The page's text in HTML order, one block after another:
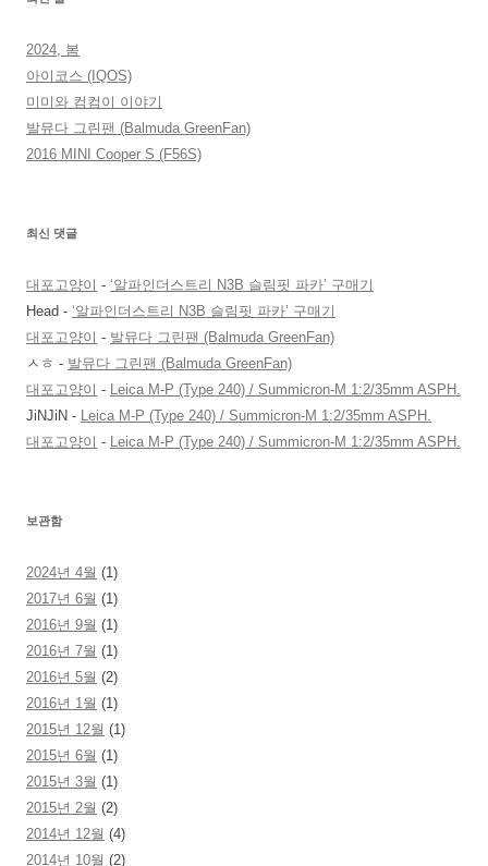
2024, 봄
아이코스 (IQOS)
미미와 컴컴이 이야기
발뮤다 그린팬 (Balmuda GreenFan)
2016 MINI Cooper S (F56S)
최신 댓글
대포고양이 - ‘알파인더스트리 N3B 슬림핏 파카’ 구매기
Head - ‘알파인더스트리 N3B 슬림핏 파카’ 구매기
대포고양이 - 발뮤다 그린팬 (Balmuda GreenFan)
ㅅㅎ - 발뮤다 그린팬 (Balmuda GreenFan)
대포고양이 - Leica M-P (Type 240) / Summicron-M 1:2/35mm ASPH.
JiNJiN - Leica M-P (Type 240) / Summicron-M 1:2/35mm ASPH.
대포고양이 - Leica M-P (Type 240) / Summicron-M 1:2/35mm ASPH.
보관함
2024년 4월 (1)
2017년 6월 (1)
2016년 9월 (1)
2016년 7월 (1)
2016년 5월 (2)
2016년 1월 (1)
2015년 12월 (1)
2015년 6월 (1)
2015년 3월 (1)
2015년 2월 (2)
2014년 12월 (4)
2014년 10월 (2)